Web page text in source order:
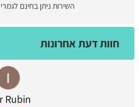
השירות ניתן בחינם
חוות דעת אחרונות
Rubin